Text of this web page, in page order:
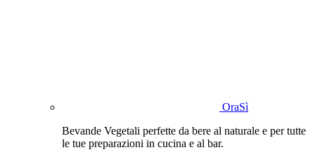
OraSì
Bevande Vegetali perfette da bere al naturale e per tutte
le tue preparazioni in cucina e al bar.